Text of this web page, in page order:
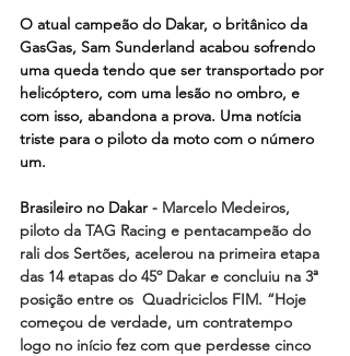
O atual campeão do Dakar, o britânico da
GasGas, Sam Sunderland acabou sofrendo
uma queda tendo que ser transportado por
helicóptero, com uma lesão no ombro, e
com isso, abandona a prova. Uma notícia
triste para o piloto da moto com o número
um.
Brasileiro no Dakar - Marcelo Medeiros,
piloto da TAG Racing e pentacampeão do
rali dos Sertões, acelerou na primeira etapa
das 14 etapas do 45º Dakar e concluiu na 3ª
posição entre os  Quadriciclos FIM. “Hoje
começou de verdade, um contratempo
logo no início fez com que perdesse cinco